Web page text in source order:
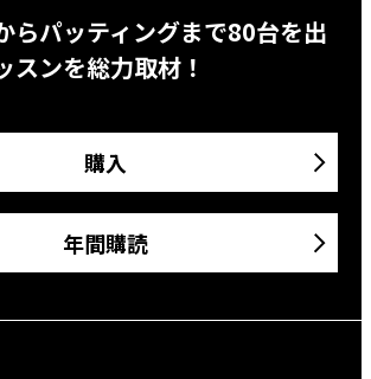
らパッティングまで80台を出
スンを総力取材！
購入
年間購読